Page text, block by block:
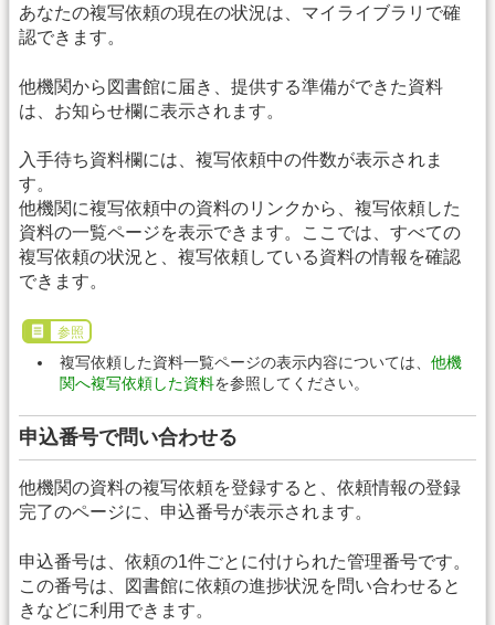
あなたの複写依頼の現在の状況は、マイライブラリで確
認できます。
他機関から図書館に届き、提供する準備ができた資料
は、お知らせ欄に表示されます。
入手待ち資料欄には、複写依頼中の件数が表示されま
す。
他機関に複写依頼中の資料のリンクから、複写依頼した
資料の一覧ページを表示できます。ここでは、すべての
複写依頼の状況と、複写依頼している資料の情報を確認
できます。
参照
複写依頼した資料一覧ページの表示内容については、 他機
関へ複写依頼した資料を参照してください。
申込番号で問い合わせる
他機関の資料の複写依頼を登録すると、依頼情報の登録
完了のページに、申込番号が表示されます。
申込番号は、依頼の1件ごとに付けられた管理番号です。
この番号は、図書館に依頼の進捗状況を問い合わせると
きなどに利用できます。